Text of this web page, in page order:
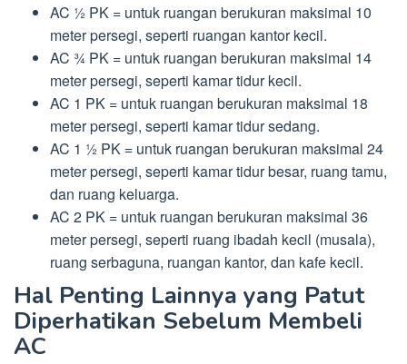
AC ½ PK = untuk ruangan berukuran maksimal 10
meter persegi, seperti ruangan kantor kecil.
AC ¾ PK = untuk ruangan berukuran maksimal 14
meter persegi, seperti kamar tidur kecil.
AC 1 PK = untuk ruangan berukuran maksimal 18
meter persegi, seperti kamar tidur sedang.
AC 1 ½ PK = untuk ruangan berukuran maksimal 24
meter persegi, seperti kamar tidur besar, ruang tamu,
dan ruang keluarga.
AC 2 PK = untuk ruangan berukuran maksimal 36
meter persegi, seperti ruang ibadah kecil (musala),
ruang serbaguna, ruangan kantor, dan kafe kecil.
Hal Penting Lainnya yang Patut
Diperhatikan Sebelum Membeli
AC